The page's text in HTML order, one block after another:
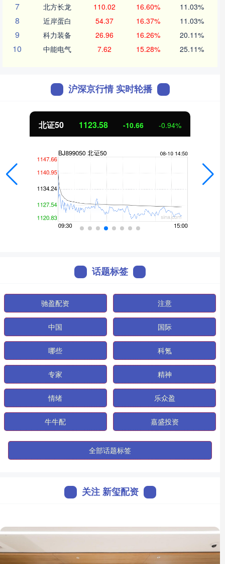
7 北方长龙 110.02 16.60% 11.03%
8 近岸蛋白 54.37 16.37% 11.03%
9 科力装备 26.96 16.26% 20.11%
10 中能电气 7.62 15.28% 25.11%
沪深京行情 实时轮播
北证50 1123.58 -10.66 -0.94%
话题标签
驰盈配资 注意
中国 国际
哪些 科氪
专家 精神
情绪 乐众盈
牛牛配 嘉盛投资
全部话题标签
关注 新玺配资